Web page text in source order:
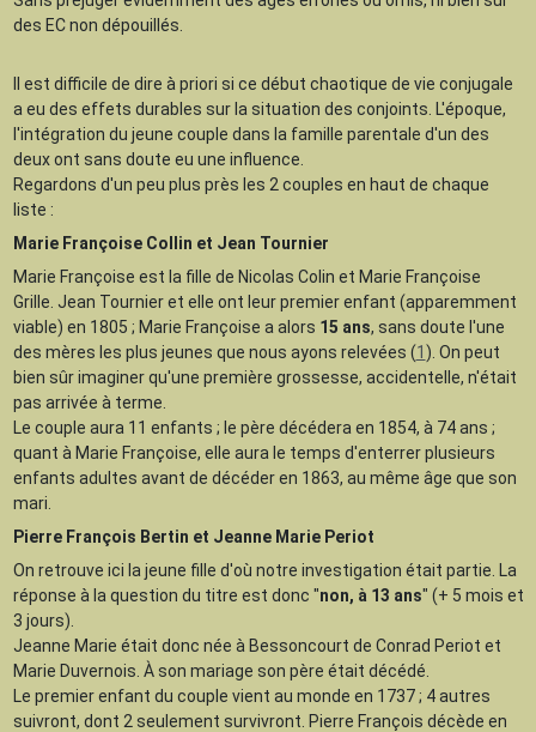
des EC non dépouillés.
Il est difficile de dire à priori si ce début chaotique de vie conjugale
a eu des effets durables sur la situation des conjoints. L'époque,
l'intégration du jeune couple dans la famille parentale d'un des
deux ont sans doute eu une influence.
Regardons d'un peu plus près les 2 couples en haut de chaque
liste :
Marie Françoise Collin et Jean Tournier
Marie Françoise est la fille de Nicolas Colin et Marie Françoise
Grille. Jean Tournier et elle ont leur premier enfant (apparemment
viable) en 1805 ; Marie Françoise a alors 15 ans, sans doute l'une
des mères les plus jeunes que nous ayons relevées (1 ). On peut
bien sûr imaginer qu'une première grossesse, accidentelle, n'était
pas arrivée à terme.
Le couple aura 11 enfants ; le père décédera en 1854, à 74 ans ;
quant à Marie Françoise, elle aura le temps d'enterrer plusieurs
enfants adultes avant de décéder en 1863, au même âge que son
mari.
Pierre François Bertin et Jeanne Marie Periot
On retrouve ici la jeune fille d'où notre investigation était partie. La
réponse à la question du titre est donc "non, à 13 ans" (+ 5 mois et
3 jours).
Jeanne Marie était donc née à Bessoncourt de Conrad Periot et
Marie Duvernois. À son mariage son père était décédé.
Le premier enfant du couple vient au monde en 1737 ; 4 autres
suivront, dont 2 seulement survivront. Pierre François décède en